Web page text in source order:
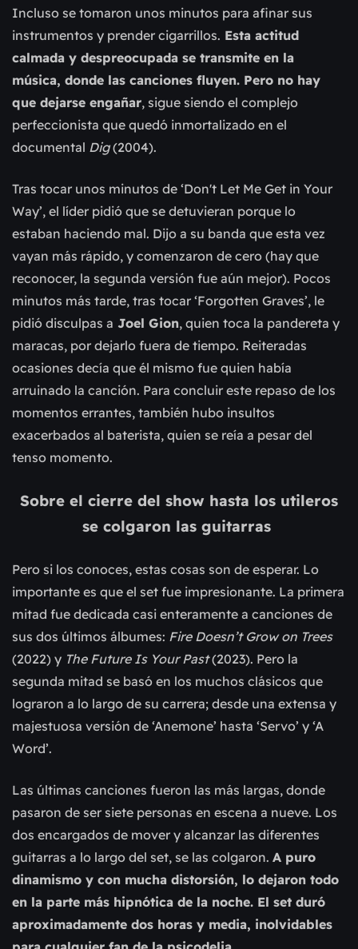
Incluso se tomaron unos minutos para afinar sus
instrumentos y prender cigarrillos. Esta actitud
calmada y despreocupada se transmite en la
música, donde las canciones fluyen. Pero no hay
que dejarse engañar, sigue siendo el complejo
perfeccionista que quedó inmortalizado en el
documental Dig(2004).
Tras tocar unos minutos de ‘Don't Let Me Get in Your
Way’, el líder pidió que se detuvieran porque lo
estaban haciendo mal. Dijo a su banda que esta vez
vayan más rápido, y comenzaron de cero (hay que
reconocer, la segunda versión fue aún mejor). Pocos
minutos más tarde, tras tocar ‘Forgotten Graves’, le
pidió disculpas a Joel Gion, quien toca la pandereta y
maracas, por dejarlo fuera de tiempo. Reiteradas
ocasiones decía que él mismo fue quien había
arruinado la canción. Para concluir este repaso de los
momentos errantes, también hubo insultos
exacerbados al baterista, quien se reía a pesar del
tenso momento.
Sobre el cierre del show hasta los utileros
se colgaron las guitarras
Pero si los conoces, estas cosas son de esperar. Lo
importante es que el set fue impresionante. La primera
mitad fue dedicada casi enteramente a canciones de
sus dos últimos álbumes: Fire Doesn’t Grow on Trees
(2022) y The Future Is Your Past(2023). Pero la
segunda mitad se basó en los muchos clásicos que
lograron a lo largo de su carrera; desde una extensa y
majestuosa versión de ‘Anemone’ hasta ‘Servo’ y ‘A
Word’.
Las últimas canciones fueron las más largas, donde
pasaron de ser siete personas en escena a nueve. Los
dos encargados de mover y alcanzar las diferentes
guitarras a lo largo del set, se las colgaron. A puro
dinamismo y con mucha distorsión, lo dejaron todo
en la parte más hipnótica de la noche. El set duró
aproximadamente dos horas y media, inolvidables